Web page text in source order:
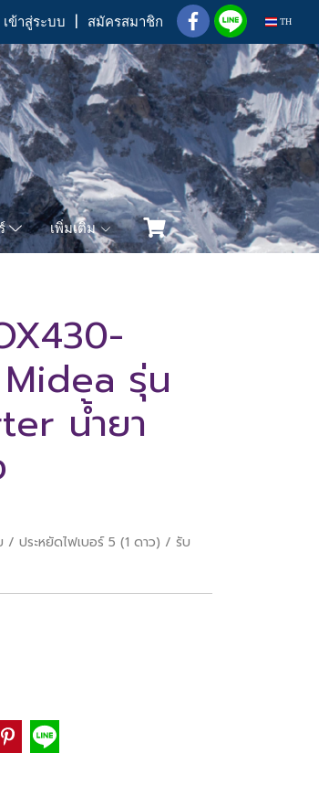
เข้าสู่ระบบ สมัครสมาชิก TH
เพิ่มเติม
รุ่น
น้ำยา
ประหยัดไฟเบอร์ 5 (1 ดาว) / รับ